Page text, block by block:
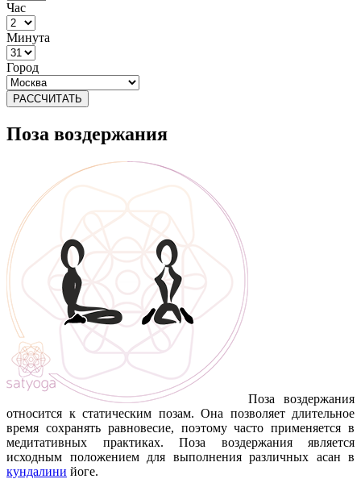
Час
Минута
Город
РАССЧИТАТЬ
Поза воздержания
Поза воздержания
относится к статическим позам. Она позволяет длительное
время сохранять равновесие, поэтому часто применяется в
медитативных практиках. Поза воздержания является
исходным положением для выполнения различных асан в
кундалини йоге.